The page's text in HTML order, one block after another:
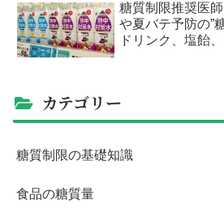
糖質制限推奨医
や夏バテ予防の”
ドリンク、塩飴
カテゴリー
糖質制限の基礎知識
食品の糖質量